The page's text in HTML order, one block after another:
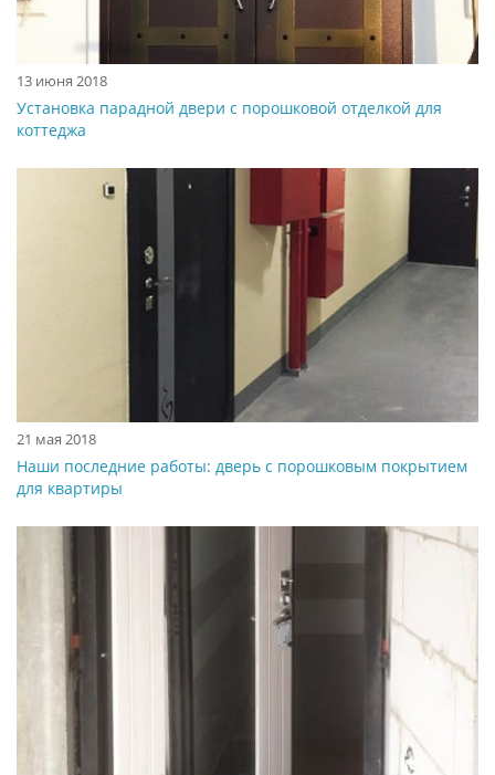
13 июня 2018
Установка парадной двери с порошковой отделкой для
коттеджа
21 мая 2018
Наши последние работы: дверь с порошковым покрытием
для квартиры